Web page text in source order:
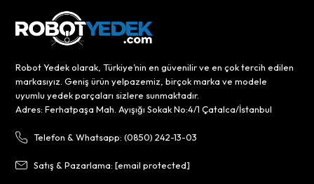
Robot Yedek olarak, Türkiye’nin en güvenilir ve en çok tercih edilen
markasıyız. Geniş ürün yelpazemiz, birçok marka ve modele
uyumlu yedek parçaları sizlere sunmaktadır.
Adres: Ferhatpaşa Mah. Ayışığı Sokak No:4/1 Çatalca/İstanbul
Telefon & Whatsapp: (0850) 242-13-03
Satış & Pazarlama:[email protected]